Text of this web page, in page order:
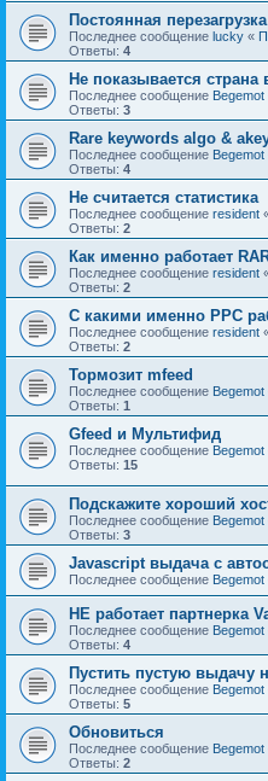
Постоянная
Последнее сообщение lucky «
Ответы: 4
Не показывается страна
Последнее сообщение Begemot
Ответы: 3
Rare keywords algo &
Последнее сообщение Begemot
Ответы: 4
Не считается статистика
Последнее сообщение resident
Ответы: 2
Как именно работает
Последнее сообщение resident
Ответы: 2
C какими именно PPC
Последнее сообщение resident
Ответы: 2
Тормозит mfeed
Последнее сообщение Begemot
Ответы: 1
Gfeed и Мультифид
Последнее сообщение Begemot
Ответы: 15
Подскажите хороший
Последнее сообщение Begemot
Ответы: 3
Javascript выдача с
Последнее сообщение Begemot
НЕ работает партнерка
Последнее сообщение Begemot
Ответы: 4
Пустить пустую выдачу
Последнее сообщение Begemot
Ответы: 5
Обновиться
Последнее сообщение Begemot
Ответы: 2